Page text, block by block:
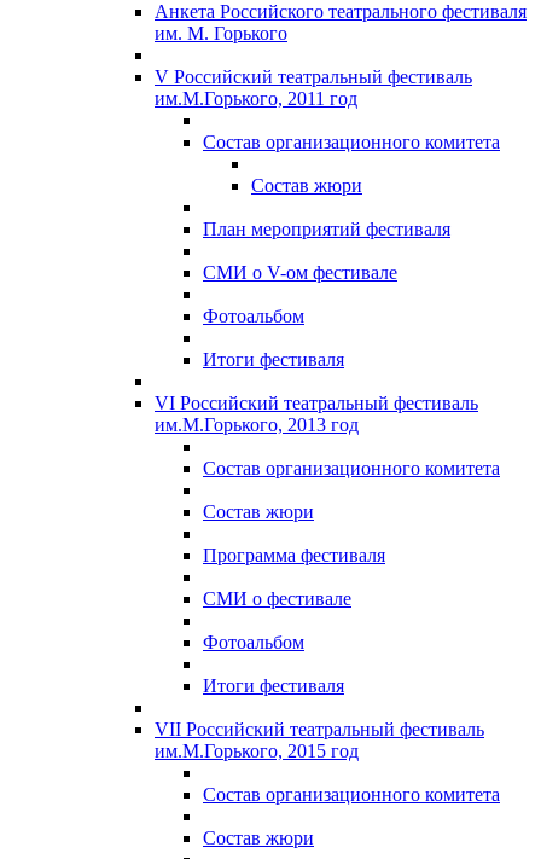
Анкета Российского театрального фестиваля
им. М. Горького
V Российский театральный фестиваль
им.М.Горького, 2011 год
Состав организационного комитета
Состав жюри
План мероприятий фестиваля
СМИ о V-ом фестивале
Фотоальбом
Итоги фестиваля
VI Российский театральный фестиваль
им.М.Горького, 2013 год
Состав организационного комитета
Состав жюри
Программа фестиваля
СМИ о фестивале
Фотоальбом
Итоги фестиваля
VII Российский театральный фестиваль
им.М.Горького, 2015 год
Состав организационного комитета
Состав жюри